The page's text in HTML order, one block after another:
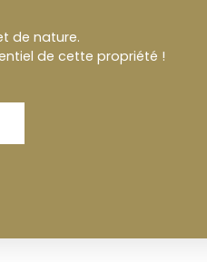
de nature.
de cette propriété !